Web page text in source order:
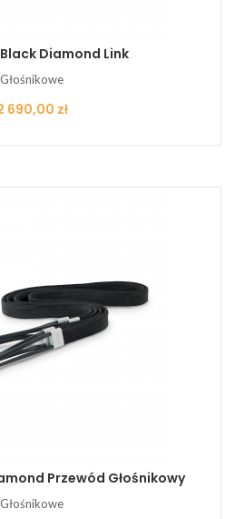
Diamond Link
Głośnikowe
690,00 zł
Przewód Głośnikowy
Głośnikowe